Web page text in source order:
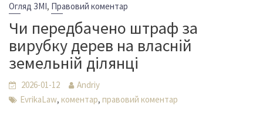
Огляд ЗМІ, Правовий коментар
Чи передбачено штраф за
вирубку дерев на власній
земельній ділянці
2026-01-12
Andriy
EvrikaLaw,коментар,правовий коментар